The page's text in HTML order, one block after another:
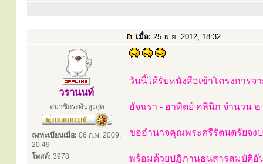
เมื่อ: 25 พ.ย. 2012, 18:32
วรานนท์
สมาชิกระดับสูงสุด
ลงทะเบียนเมื่อ: 06 ก.พ. 2009,
20:49
โพสต์: 3978
วันนี้ได้รับหนังสือเข้าโครงการจ
อัจฉรา - อาทิตย์ คลินิก จำนวน
ขออำนาจคุณพระศรีรัตนตรัยจง
พร้อมด้วยปฏิภานธนสารสมบัติอั